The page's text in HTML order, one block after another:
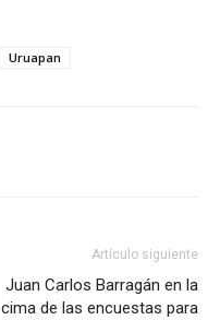
Uruapan
Artículo siguiente
Juan Carlos Barragán en la
cima de las encuestas para